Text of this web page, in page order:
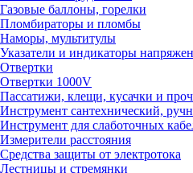
Газовые баллоны, горелки
Пломбираторы и пломбы
Наморы, мультитулы
Указатели и индикаторы
Отвертки
Отвертки 1000V
Пассатижи, клещи, кусачки и
Инструмент сантехнический,
Инструмент для слаботочных
Измерители расстояния
Средства защиты от электротока
Лестницы и стремянки